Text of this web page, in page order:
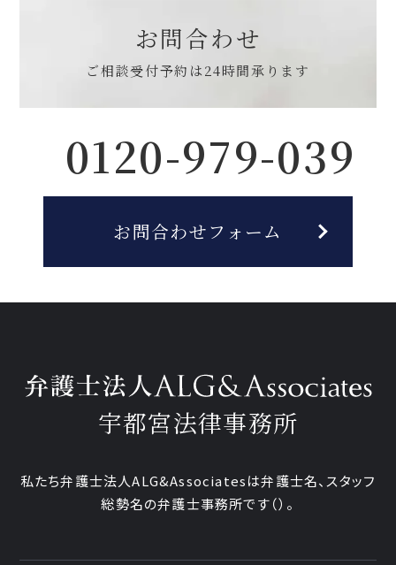
お問合わせ
ご相談受付予約は24時間承ります
0120-979-039
お問合わせフォーム
宇都宮法律事務所
私たち弁護士法人ALG&Associatesは弁護士名、 スタッフ
総勢名の弁護士事務所です（）。